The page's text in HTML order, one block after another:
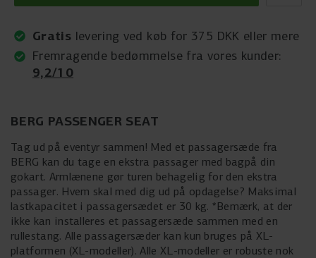
BERG PASSENGER SEAT
Tag ud på eventyr sammen! Med et passagersæde fra
BERG kan du tage en ekstra passager med bagpå din
gokart. Armlænene gør turen behagelig for den ekstra
passager. Hvem skal med dig ud på opdagelse? Maksimal
lastkapacitet i passagersædet er 30 kg. *Bemærk, at der
ikke kan installeres et passagersæde sammen med en
rullestang. Alle passagersæder kan kun bruges på XL-
platformen (XL-modeller). Alle XL-modeller er robuste nok
Gratis levering ved køb for 375 DKK eller mere
Fremragende bedømmelse fra vores kunder:
9,2/10